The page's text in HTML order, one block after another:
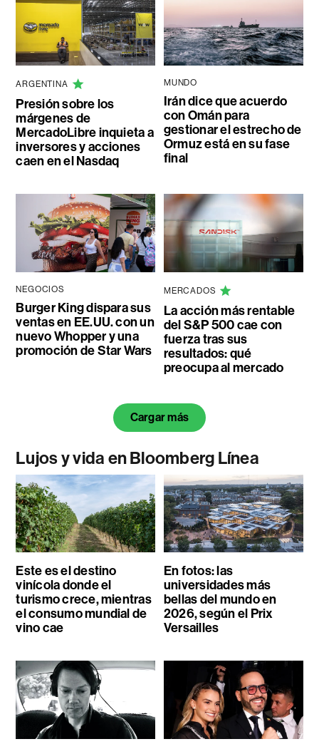
ARGENTINA
Presión sobre los
márgenes de
MercadoLibre inquieta a
inversores y acciones
caen en el Nasdaq
MUNDO
Irán dice que acuerdo
con Omán para
gestionar el estrecho de
Ormuz está en su fase
final
NEGOCIOS
Burger King dispara sus
ventas en EE.UU. con un
nuevo Whopper y una
promoción de Star Wars
MERCADOS
La acción más rentable
del S&P 500 cae con
fuerza tras sus
resultados: qué
preocupa al mercado
Cargar más
Lujos y vida en Bloomberg Línea
Este es el destino
vinícola donde el
turismo crece, mientras
el consumo mundial de
vino cae
En fotos: las
universidades más
bellas del mundo en
2026, según el Prix
Versailles